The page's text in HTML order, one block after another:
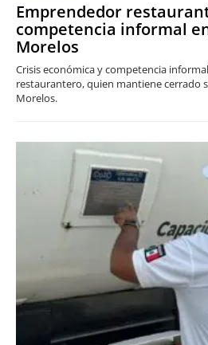
Emprendedor
competencia informal
Morelos
Crisis económica y competencia
restaurantero, quien mantiene cerrado
Morelos.